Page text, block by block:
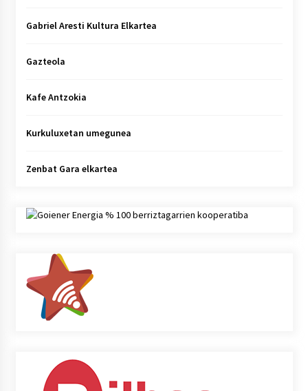
Gabriel Aresti Kultura Elkartea
Gazteola
Kafe Antzokia
Kurkuluxetan umegunea
Zenbat Gara elkartea